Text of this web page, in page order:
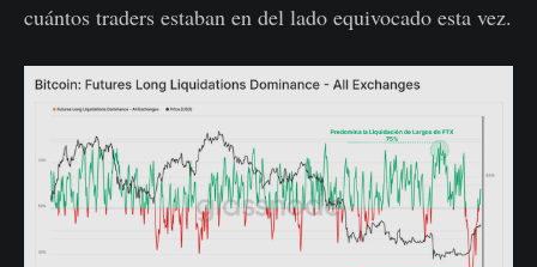
cuántos traders estaban en del lado equivocado esta vez.